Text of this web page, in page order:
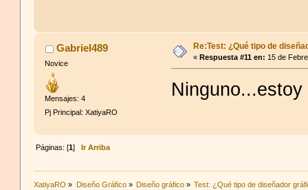
Gabriel489
Novice
Mensajes: 4
Pj Principal: XatiyaRO
Re:Test: ¿Qué tipo de
« Respuesta #11 en: 15 de
Páginas: [1] Ir Arriba
XatiyaRO » Diseño Gráfico» Diseño gráfico » Test: ¿Qué tipo de diseñador